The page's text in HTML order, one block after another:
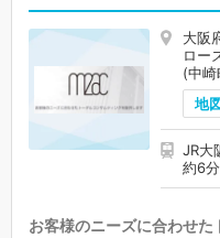
大阪
ロー
(中
地
JR大
約6
お客様のニーズに合わせ